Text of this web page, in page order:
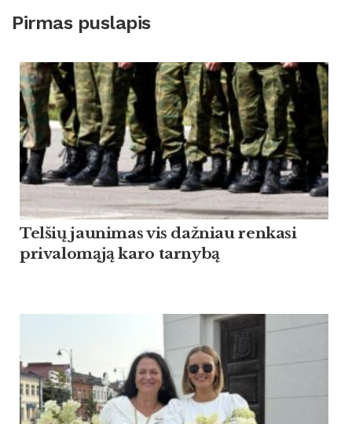
Pirmas puslapis
Tel­šių jau­ni­mas vis daž­niau ren­ka­si
pri­va­lomąją ka­ro tar­nybą